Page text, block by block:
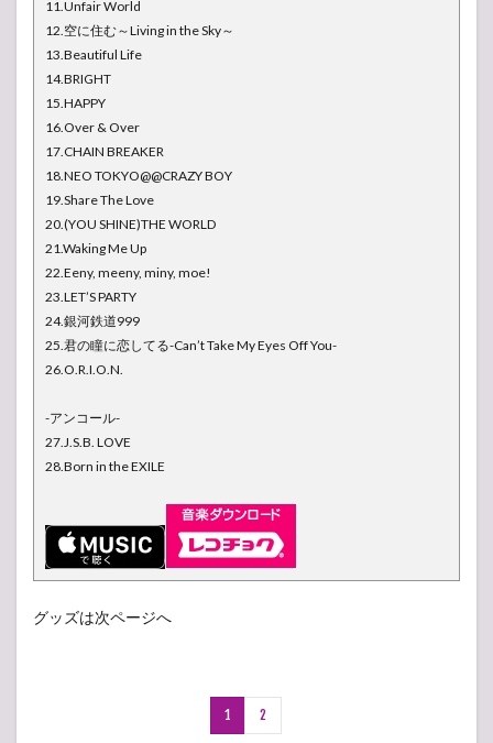
11.Unfair World
12.空に住む～Living in the Sky～
13.Beautiful Life
14.BRIGHT
15.HAPPY
16.Over & Over
17.CHAIN BREAKER
18.NEO TOKYO@@CRAZY BOY
19.Share The Love
20.(YOU SHINE)THE WORLD
21.Waking Me Up
22.Eeny, meeny, miny, moe!
23.LET’S PARTY
24.銀河鉄道999
25.君の瞳に恋してる-Can’t Take My Eyes Off You-
26.O.R.I.O.N.
-アンコール-
27.J.S.B. LOVE
28.Born in the EXILE
グッズは次ページへ
1 2